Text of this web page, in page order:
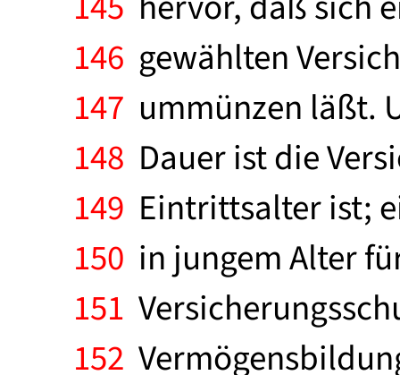
146 gewählten
147 ummünzen läßt.
148 Dauer ist die
149 Eintrittsalter ist;
150 in jungem Alter
151
152